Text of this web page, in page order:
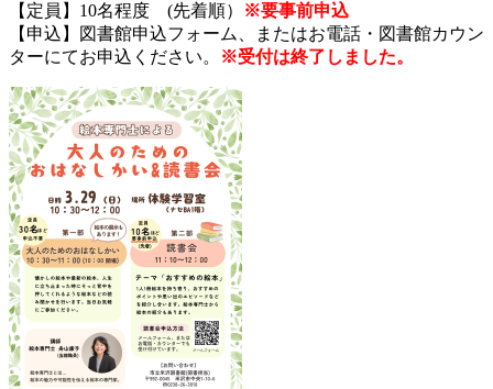
【定員】10名程度 (先着順）
※要事前申込
【申込】図書館申込フォーム、またはお電話・図書館カウン
ターにてお申込ください。
※受付は終了しました。